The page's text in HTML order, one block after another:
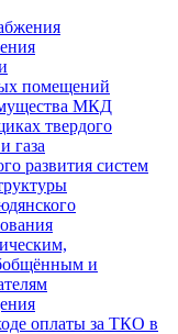
помещений
МКД
твердого
газа
развития систем
и
оплаты за ТКО в